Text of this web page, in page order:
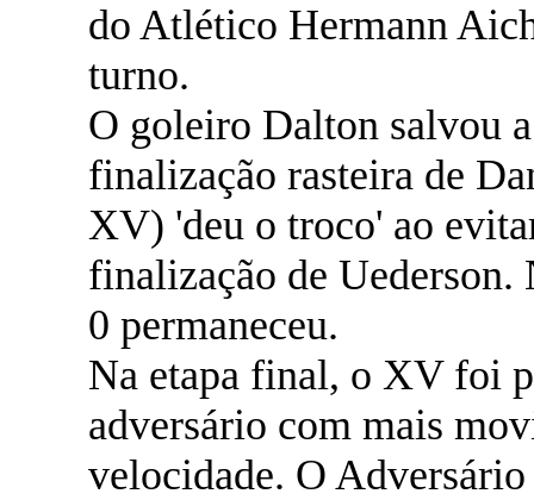
do Atlético Hermann
turno.
O goleiro Dalton salvou
finalização rasteira de
XV) 'deu o troco' ao
finalização de
0 permaneceu.
Na etapa final, o XV foi
adversário com mais
velocidade. O